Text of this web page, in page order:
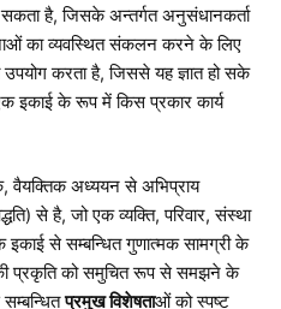
है, जिसके अन्तर्गत अनुसंधानकर्ता
का व्यवस्थित संकलन करने के लिए
करता है, जिससे यह ज्ञात हो सके
इकाई के रूप में किस प्रकार कार्य
वैयक्तिक अध्ययन से अभिप्राय
से है, जो एक व्यक्ति, परिवार, संस्था
से सम्बन्धित गुणात्मक सामग्री के
प्रकृति को समुचित रूप से समझने के
प्रमुख विशेषताओं को स्पष्ट